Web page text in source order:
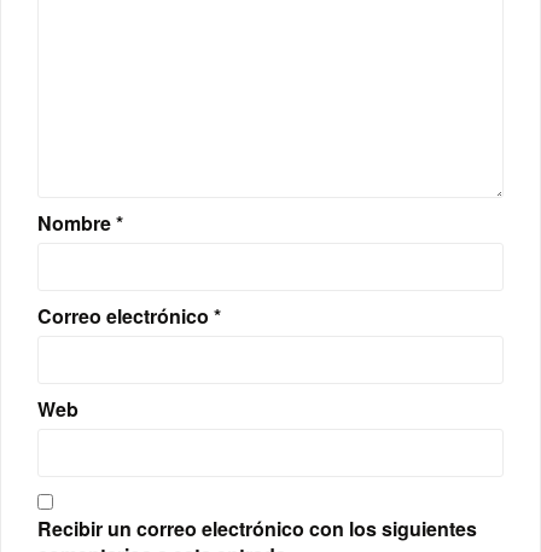
Nombre*
Correo electrónico *
Web
Recibir un correo electrónico con los siguientes